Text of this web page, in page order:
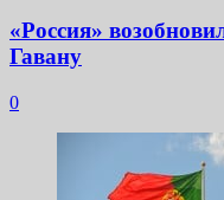
«Россия»
Гавану
0